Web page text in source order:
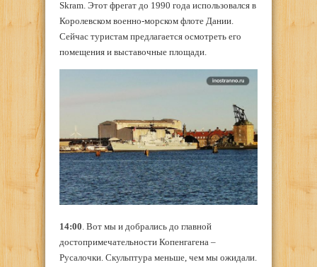
Skram. Этот фрегат до 1990 года использовался в
Королевском военно-морском флоте Дании.
Сейчас туристам предлагается осмотреть его
помещения и выставочные площади.
14:00. Вот мы и добрались до главной
достопримечательности Копенгагена –
Русалочки. Скульптура меньше, чем мы ожидали.